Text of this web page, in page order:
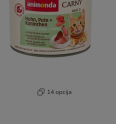
14 opcija